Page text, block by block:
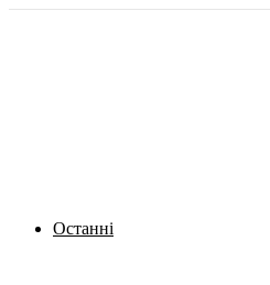
Останні